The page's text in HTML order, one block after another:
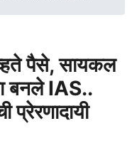
पैसे, सायकल
बनले IAS..
प्रेरणादायी